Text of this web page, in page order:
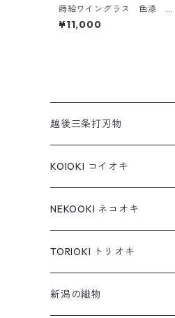
蒔絵ワイングラス 色漆
金魚
¥11,000
越後三条打刃物
KOIOKI コイオキ
コイオキ in 特製桐箱
コイオキ in 小千谷縮
NEKOOKI ネコオキ
もちねこ
ちゃめねこ
TORIOKI トリオキ
新潟の織物